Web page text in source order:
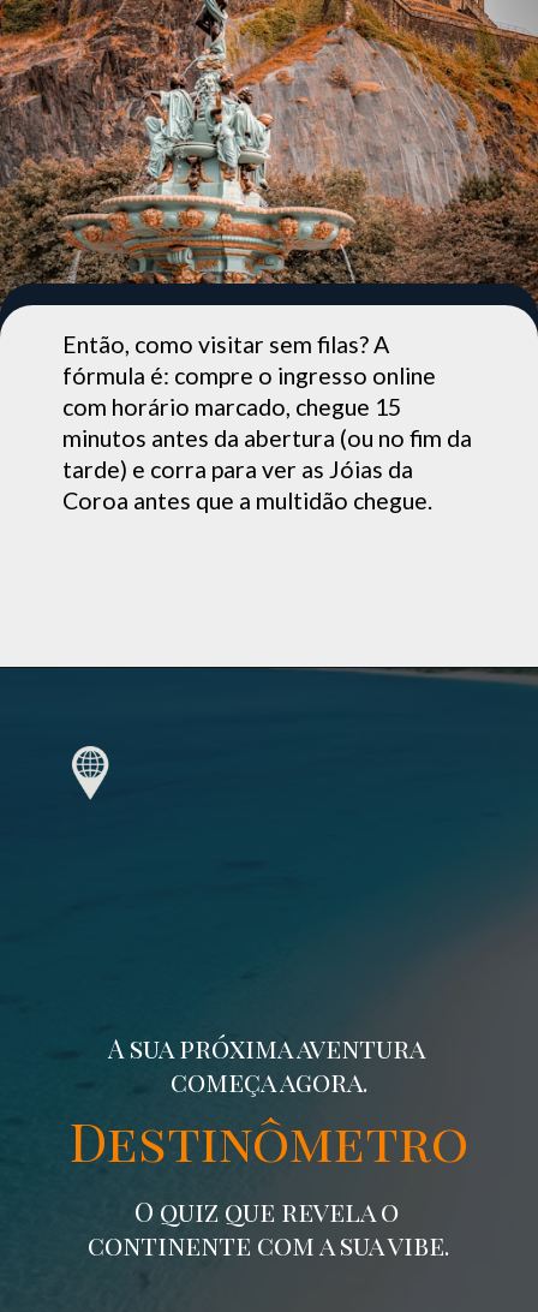
Então, como visitar sem filas? A
fórmula é: compre o ingresso online
com horário marcado, chegue 15
minutos antes da abertura (ou no fim da
tarde) e corra para ver as Jóias da
Coroa antes que a multidão chegue.
Destinômetro
O quiz que revela o
continente com a sua vibe.
A sua próxima aventura
começa agora.